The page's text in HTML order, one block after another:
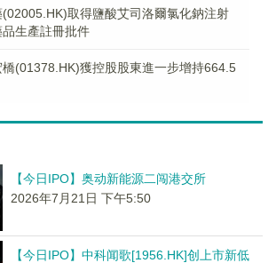
(02005.HK)取得鹽酸艾司洛爾氯化鈉注射
生產註冊批件
橋(01378.HK)獲控股股東進一步增持664.5
【今日IPO】奥动新能源二闯港交所
2026年7月21日 下午5:50
【今日IPO】中科闻歌[1956.HK]创上市新低